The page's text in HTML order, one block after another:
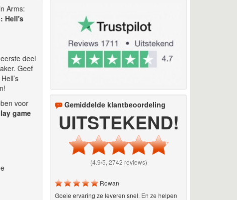
Arms:
Hell's
deel
Geef
voor
game
Gemiddelde klantbeoordeling
UITSTEKEND!
(4.9/5, 2742 reviews)
Rowan
Goeie ervaring ze leveren snel. En ze helpen